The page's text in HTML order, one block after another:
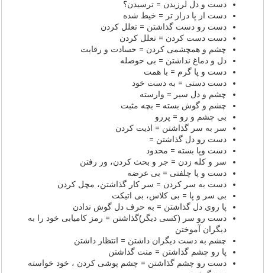
دست و دل لرزیدن =‌ ترسیدن؟
دست از پا دراز تر = خیط شده
دست رو دست گذاشتن = تعلل کردن
دست دست کردن = تعلل کردن
چشم و همچشمی کردن = حسادت و رقابت
دل و دماغ نداشتن = بی حوصله
دست و پا گرم = با همت
دست دستی = به دست خود
چشم و دل سیر = وارسته
چشم و گوش بسته = بچه مثبت
بی چشم و رو = پررو
سر به سر گذاشتن = اذیت کردن
دست رو دل گذاشتن =
دست وپا بسته = محدود
سر و کله زدن = جر و بحث کردن، ور رفتن
دست و پا چلفتی = بی عرضه
دست به سر کردن = سر کار گذاشتن، مچل کردن
بی سر و پا = بی کلاس، بی اتیکت
پا روی دل گذاشتن = به حرف دل گوش ندادن
دست رو سر (کسی دیگر)گذاشتن = رمز کامیابی خود را به
دیگران آموختن
چشم به دست دیگران داشتن = انتظار داشتن
پا رو چشم گذاشتن = منت گذاشتن
دست رو چشم گذاشتن = چشم پوشی کردن ، خود خواسته